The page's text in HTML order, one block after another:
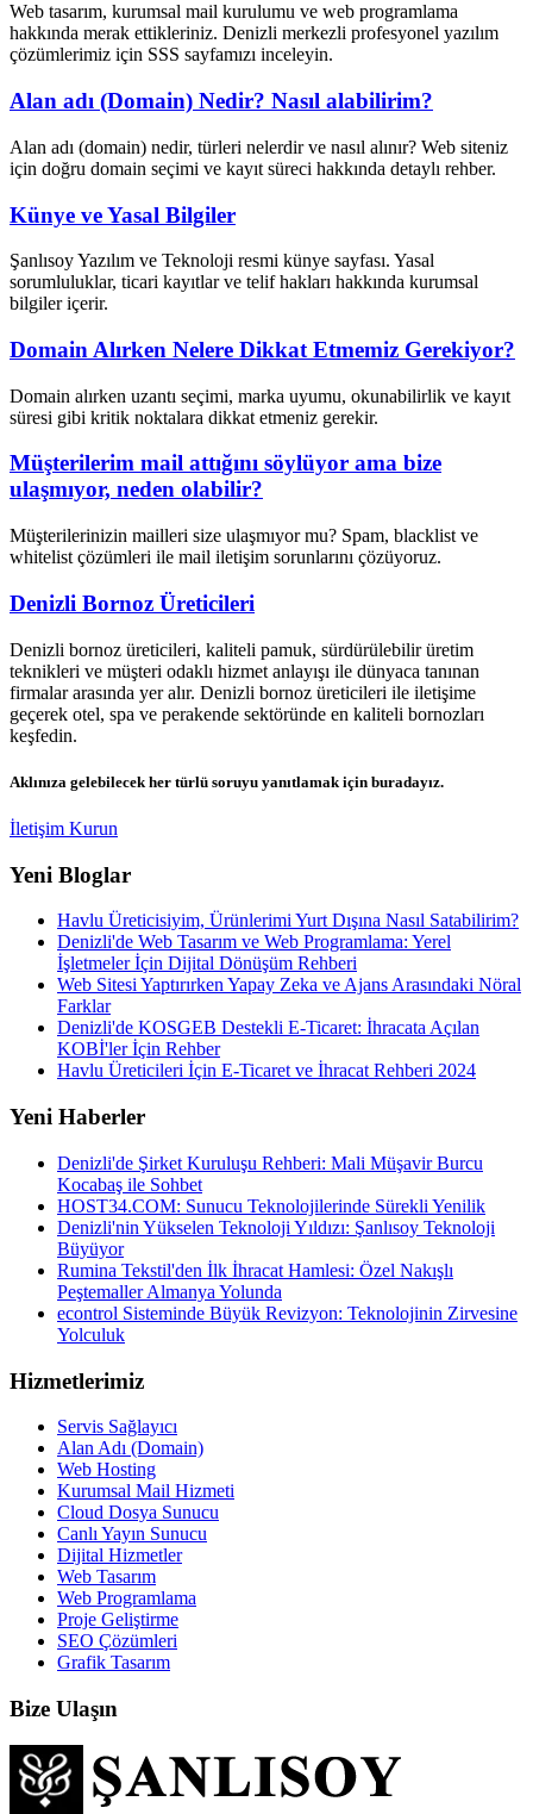
Web tasarım, kurumsal mail kurulumu ve web programlama
hakkında merak ettikleriniz. Denizli merkezli profesyonel yazılım
çözümlerimiz için SSS sayfamızı inceleyin.
Alan adı (Domain) Nedir? Nasıl alabilirim?
Alan adı (domain) nedir, türleri nelerdir ve nasıl alınır? Web siteniz
için doğru domain seçimi ve kayıt süreci hakkında detaylı rehber.
Künye ve Yasal Bilgiler
Şanlısoy Yazılım ve Teknoloji resmi künye sayfası. Yasal
sorumluluklar, ticari kayıtlar ve telif hakları hakkında kurumsal
bilgiler içerir.
Domain Alırken Nelere Dikkat Etmemiz Gerekiyor?
Domain alırken uzantı seçimi, marka uyumu, okunabilirlik ve kayıt
süresi gibi kritik noktalara dikkat etmeniz gerekir.
Müşterilerim mail attığını söylüyor ama bize
ulaşmıyor, neden olabilir?
Müşterilerinizin mailleri size ulaşmıyor mu? Spam, blacklist ve
whitelist çözümleri ile mail iletişim sorunlarını çözüyoruz.
Denizli Bornoz Üreticileri
Denizli bornoz üreticileri, kaliteli pamuk, sürdürülebilir üretim
teknikleri ve müşteri odaklı hizmet anlayışı ile dünyaca tanınan
firmalar arasında yer alır. Denizli bornoz üreticileri ile iletişime
geçerek otel, spa ve perakende sektöründe en kaliteli bornozları
keşfedin.
Aklınıza gelebilecek her türlü soruyu yanıtlamak için buradayız.
İletişim Kurun
Yeni Bloglar
Havlu Üreticisiyim, Ürünlerimi Yurt Dışına Nasıl Satabilirim?
Denizli'de Web Tasarım ve Web Programlama: Yerel
İşletmeler İçin Dijital Dönüşüm Rehberi
Web Sitesi Yaptırırken Yapay Zeka ve Ajans Arasındaki Nöral
Farklar
Denizli'de KOSGEB Destekli E-Ticaret: İhracata Açılan
KOBİ'ler İçin Rehber
Havlu Üreticileri İçin E-Ticaret ve İhracat Rehberi 2024
Yeni Haberler
Denizli'de Şirket Kuruluşu Rehberi: Mali Müşavir Burcu
Kocabaş ile Sohbet
HOST34.COM: Sunucu Teknolojilerinde Sürekli Yenilik
Denizli'nin Yükselen Teknoloji Yıldızı: Şanlısoy Teknoloji
Büyüyor
Rumina Tekstil'den İlk İhracat Hamlesi: Özel Nakışlı
Peştemaller Almanya Yolunda
econtrol Sisteminde Büyük Revizyon: Teknolojinin Zirvesine
Yolculuk
Hizmetlerimiz
Servis Sağlayıcı
Alan Adı (Domain)
Web Hosting
Kurumsal Mail Hizmeti
Cloud Dosya Sunucu
Canlı Yayın Sunucu
Dijital Hizmetler
Web Tasarım
Web Programlama
Proje Geliştirme
SEO Çözümleri
Grafik Tasarım
Bize Ulaşın